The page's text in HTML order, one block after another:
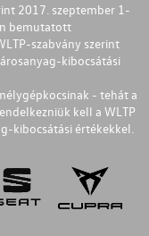
2017. szeptember 1-
bemutatott
szabvány szerint
kibocsátási
- tehát a
kell a WLTP
kibocsátási értékekkel.